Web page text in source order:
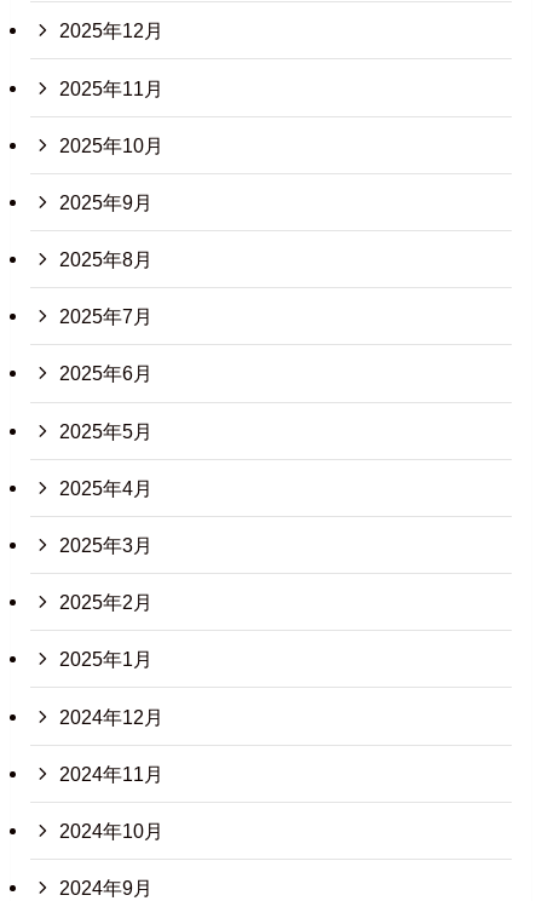
2025年12月
2025年11月
2025年10月
2025年9月
2025年8月
2025年7月
2025年6月
2025年5月
2025年4月
2025年3月
2025年2月
2025年1月
2024年12月
2024年11月
2024年10月
2024年9月